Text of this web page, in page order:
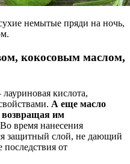
немытые пряди на ночь,
кокосовым маслом,
кислота,
А еще масло
возвращая им
Во время нанесения
защитный слой, не дающий
от